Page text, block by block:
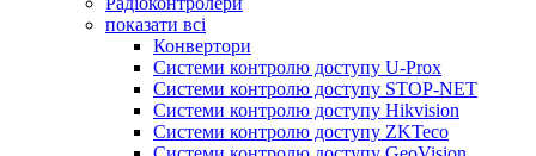
показати всі
Конвертори
Системи контролю доступу U-Prox
Системи контролю доступу STOP-NET
Системи контролю доступу Hikvision
Системи контролю доступу ZKTeco